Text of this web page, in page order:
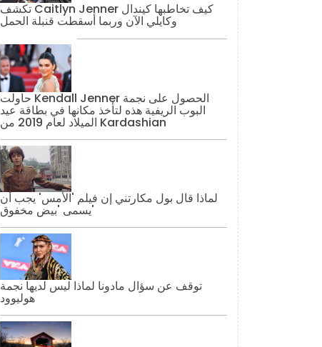
تكشف Caitlyn Jenner كيف تخاطبها كيندال
وكايلي الآن وربما أسقطت قنبلة الحمل
حاولت Kendall Jenner الحصول على نجمة
البوب ​​الريفية هذه لتأخذ مكانها في بطاقة عيد
الميلاد لعام 2019 من Kardashian
لماذا قال بول مكارتني إن فيلم 'الأمس' يجب أن
يسمى 'بيض مخفوق'
توقف عن سؤال مادونا لماذا ليس لديها نجمة
هوليوود